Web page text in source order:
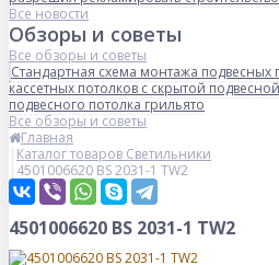
Все новости
Обзоры и советы
Все обзоры и советы
Стандартная схема монтажа подвесных
кассетных потолков с скрытой
подвесного потолка грильято
Все обзоры и советы
Главная
Каталог товаров Светильники
4501006620 BS 2031-1 TW2
4501006620 BS 2031-1 TW2